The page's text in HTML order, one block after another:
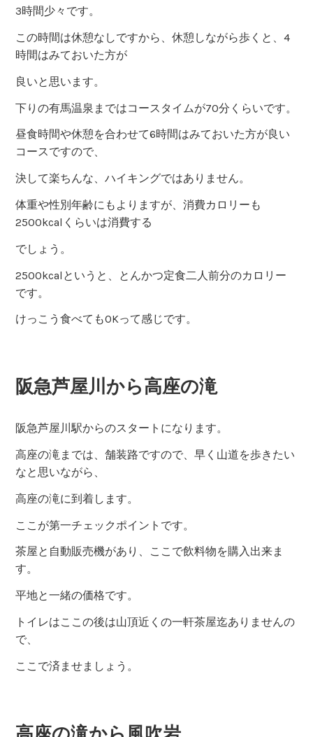
3時間少々です。
この時間は休憩なしですから、休憩しながら歩くと、4
時間はみておいた方が
良いと思います。
下りの有馬温泉まではコースタイムが70分くらいです。
昼食時間や休憩を合わせて6時間はみておいた方が良い
コースですので、
決して楽ちんな、ハイキングではありません。
体重や性別年齢にもよりますが、消費カロリーも
2500kcalくらいは消費する
でしょう。
2500kcalというと、とんかつ定食二人前分のカロリー
です。
けっこう食べてもOKって感じです。
阪急芦屋川から高座の滝
阪急芦屋川駅からのスタートになります。
高座の滝までは、舗装路ですので、早く山道を歩きたい
なと思いながら、
高座の滝に到着します。
ここが第一チェックポイントです。
茶屋と自動販売機があり、ここで飲料物を購入出来ま
す。
平地と一緒の価格です。
トイレはここの後は山頂近くの一軒茶屋迄ありませんの
で、
ここで済ませましょう。